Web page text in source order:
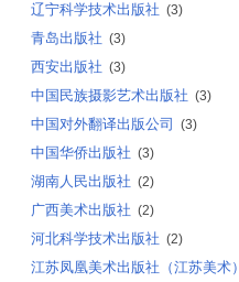
辽宁科学技术出版社 (3)
青岛出版社 (3)
西安出版社 (3)
中国民族摄影艺术出版社 (3)
中国对外翻译出版公司 (3)
中国华侨出版社 (3)
湖南人民出版社 (2)
广西美术出版社 (2)
河北科学技术出版社 (2)
江苏凤凰美术出版社（江苏美术）